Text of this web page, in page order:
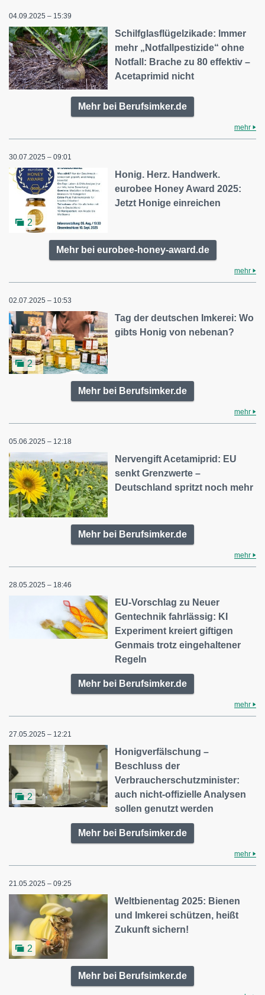
04.09.2025 – 15:39
Schilfglasflügelzikade: Immer
mehr „Notfallpestizide“ ohne
Notfall: Brache zu 80 effektiv –
Acetaprimid nicht
Mehr bei Berufsimker.de
mehr
30.07.2025 – 09:01
2
Honig. Herz. Handwerk.
eurobee Honey Award 2025:
Jetzt Honige einreichen
Mehr bei eurobee-honey-award.de
mehr
02.07.2025 – 10:53
2
Tag der deutschen Imkerei: Wo
gibts Honig von nebenan?
Mehr bei Berufsimker.de
mehr
05.06.2025 – 12:18
Nervengift Acetamiprid: EU
senkt Grenzwerte –
Deutschland spritzt noch mehr
Mehr bei Berufsimker.de
mehr
28.05.2025 – 18:46
EU-Vorschlag zu Neuer
Gentechnik fahrlässig: KI
Experiment kreiert giftigen
Genmais trotz eingehaltener
Regeln
Mehr bei Berufsimker.de
mehr
27.05.2025 – 12:21
2
Honigverfälschung –
Beschluss der
Verbraucherschutzminister:
auch nicht-offizielle Analysen
sollen genutzt werden
Mehr bei Berufsimker.de
mehr
21.05.2025 – 09:25
2
Weltbienentag 2025: Bienen
und Imkerei schützen, heißt
Zukunft sichern!
Mehr bei Berufsimker.de